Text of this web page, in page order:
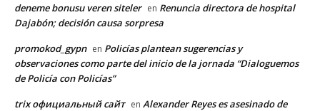
deneme bonusu veren siteler en Renuncia directora de hospital
Dajabón; decisión causa sorpresa
promokod_gypn en Policías plantean sugerencias y
observaciones como parte del inicio de la jornada “Dialoguemos
de Policía con Policías”
trix официальный сайт en Alexander Reyes es asesinado de